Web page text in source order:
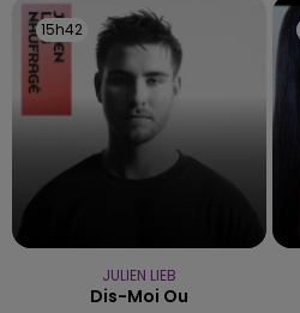
15h42
15h42
JULIEN LIEB
Dis-Moi Ou